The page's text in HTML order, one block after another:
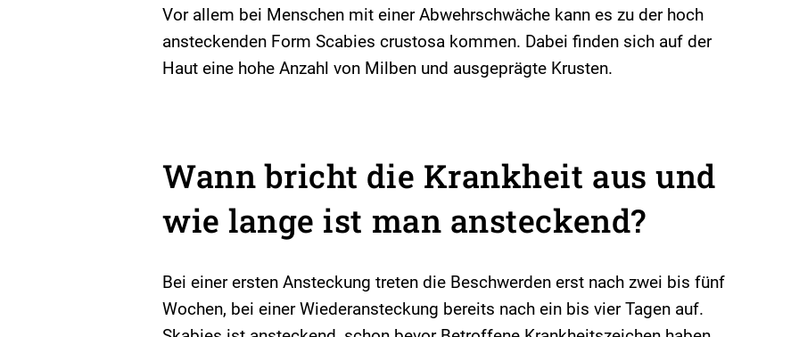
Vor allem bei Menschen mit einer Abwehrschwäche kann es zu der hoch
ansteckenden Form Scabies crustosa kommen. Dabei finden sich auf der
Haut eine hohe Anzahl von Milben und ausgeprägte Krusten.
Wann bricht die Krankheit aus und
wie lange ist man ansteckend?
Bei einer ersten Ansteckung treten die Beschwerden erst nach zwei bis fünf
Wochen, bei einer Wiederansteckung bereits nach ein bis vier Tagen auf.